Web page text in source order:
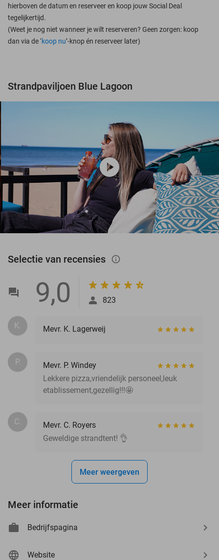
hierboven de datum en reserveer en koop jouw Social Deal
tegelijkertijd.
(Weet je nog niet wanneer je wilt reserveren? Geen zorgen: koop
dan via de ‘koop nu’-knop én reserveer later)
Strandpaviljoen Blue Lagoon
play_circle
Selectie van recensies info_outlined
9,0 823
K. Mevr. K. Lagerweij
P.
Mevr. P. Windey
Lekkere pizza,vriendelijk personeel,leuk
etablissement,gezellig!!!🤩
C.
Mevr. C. Royers
Geweldige strandtent! 👌
Meer weergeven
Meer informatie
Bedrijfspagina
Website